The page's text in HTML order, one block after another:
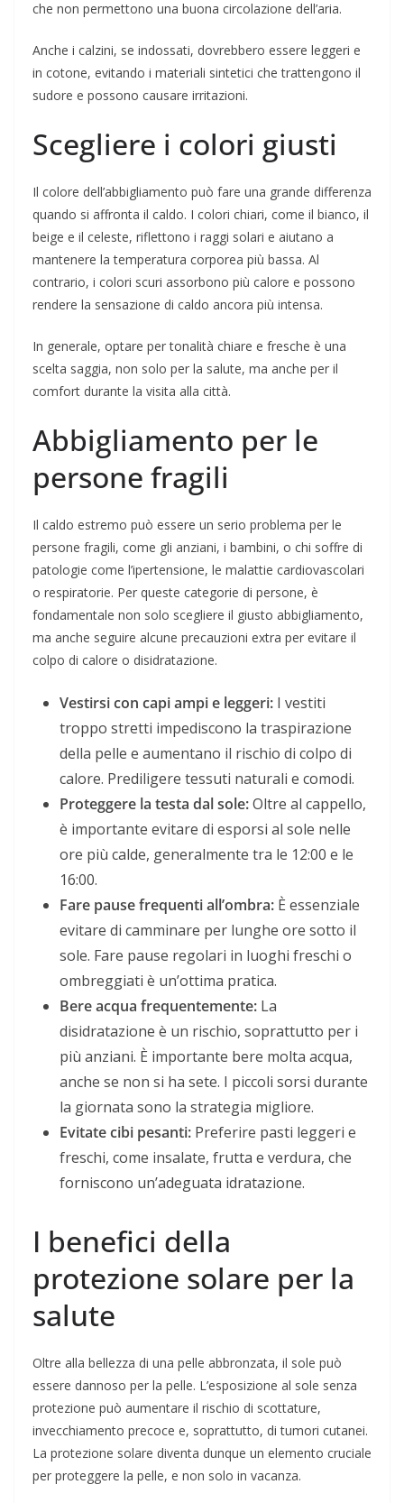
che non permettono una buona circolazione dell’aria.
Anche i calzini, se indossati, dovrebbero essere leggeri e
in cotone, evitando i materiali sintetici che trattengono il
sudore e possono causare irritazioni.
Scegliere i colori giusti
Il colore dell’abbigliamento può fare una grande differenza
quando si affronta il caldo. I colori chiari, come il bianco, il
beige e il celeste, riflettono i raggi solari e aiutano a
mantenere la temperatura corporea più bassa. Al
contrario, i colori scuri assorbono più calore e possono
rendere la sensazione di caldo ancora più intensa.
In generale, optare per tonalità chiare e fresche è una
scelta saggia, non solo per la salute, ma anche per il
comfort durante la visita alla città.
Abbigliamento per le
persone fragili
Il caldo estremo può essere un serio problema per le
persone fragili, come gli anziani, i bambini, o chi soffre di
patologie come l’ipertensione, le malattie cardiovascolari
o respiratorie. Per queste categorie di persone, è
fondamentale non solo scegliere il giusto abbigliamento,
ma anche seguire alcune precauzioni extra per evitare il
colpo di calore o disidratazione.
Vestirsi con capi ampi e leggeri: I vestiti
troppo stretti impediscono la traspirazione
della pelle e aumentano il rischio di colpo di
calore. Prediligere tessuti naturali e comodi.
Proteggere la testa dal sole:Oltre al cappello,
è importante evitare di esporsi al sole nelle
ore più calde, generalmente tra le 12:00 e le
16:00.
Fare pause frequenti all’ombra: È essenziale
evitare di camminare per lunghe ore sotto il
sole. Fare pause regolari in luoghi freschi o
ombreggiati è un’ottima pratica.
Bere acqua frequentemente: La
disidratazione è un rischio, soprattutto per i
più anziani. È importante bere molta acqua,
anche se non si ha sete. I piccoli sorsi durante
la giornata sono la strategia migliore.
Evitate cibi pesanti: Preferire pasti leggeri e
freschi, come insalate, frutta e verdura, che
forniscono un’adeguata idratazione.
I benefici della
protezione solare per la
salute
Oltre alla bellezza di una pelle abbronzata, il sole può
essere dannoso per la pelle. L’esposizione al sole senza
protezione può aumentare il rischio di scottature,
invecchiamento precoce e, soprattutto, di tumori cutanei.
La protezione solare diventa dunque un elemento cruciale
per proteggere la pelle, e non solo in vacanza.